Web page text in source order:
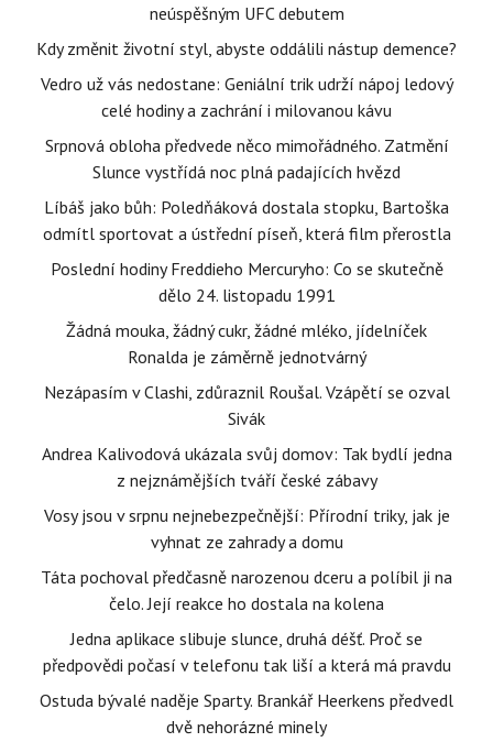
neúspěšným UFC debutem
Kdy změnit životní styl, abyste oddálili nástup demence?
Vedro už vás nedostane: Geniální trik udrží nápoj ledový
celé hodiny a zachrání i milovanou kávu
Srpnová obloha předvede něco mimořádného. Zatmění
Slunce vystřídá noc plná padajících hvězd
Líbáš jako bůh: Poledňáková dostala stopku, Bartoška
odmítl sportovat a ústřední píseň, která film přerostla
Poslední hodiny Freddieho Mercuryho: Co se skutečně
dělo 24. listopadu 1991
Žádná mouka, žádný cukr, žádné mléko, jídelníček
Ronalda je záměrně jednotvárný
Nezápasím v Clashi, zdůraznil Roušal. Vzápětí se ozval
Sivák
Andrea Kalivodová ukázala svůj domov: Tak bydlí jedna
z nejznámějších tváří české zábavy
Vosy jsou v srpnu nejnebezpečnější: Přírodní triky, jak je
vyhnat ze zahrady a domu
Táta pochoval předčasně narozenou dceru a políbil ji na
čelo. Její reakce ho dostala na kolena
Jedna aplikace slibuje slunce, druhá déšť. Proč se
předpovědi počasí v telefonu tak liší a která má pravdu
Ostuda bývalé naděje Sparty. Brankář Heerkens předvedl
dvě nehorázné minely